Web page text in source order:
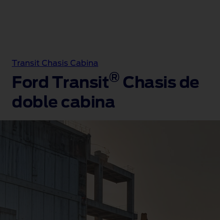
Transit Chasis Cabina
Ford Transit® Chasis de
doble cabina